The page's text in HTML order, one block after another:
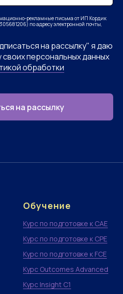
рекламные письма от ИП Кордик
по адресу электронной почты,
на рассылку" я даю
своих персональных данных
обработки
на рассылку
Обучение
Курс по подготовке к CAE
Курс по подготовке к CPE
Курс по подготовке к FCE
Курс Outcomes Advanced
Курс Insight C1